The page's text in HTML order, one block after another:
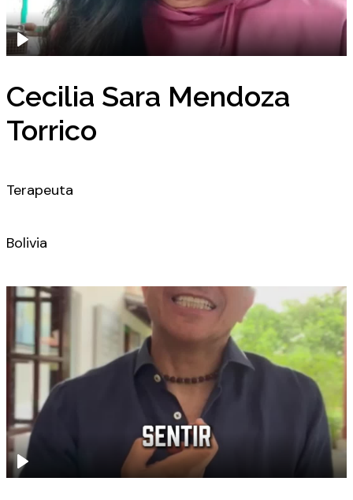
Cecilia Sara Mendoza
Torrico
Terapeuta
Bolivia